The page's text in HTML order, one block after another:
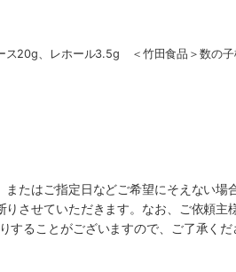
ス20g、レホール3.5g ＜竹田食品＞数の子
たはご指定日などご希望にそえない場
させていただきます。なお、ご依頼主
ることがございますので、ご了承くだ